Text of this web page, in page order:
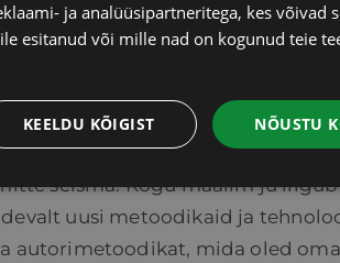
midagi tõestada
ka teised professionaalid, kes
ja paranevad oskused, saab
seisma. Kogu maailm ju liigub
uusi metoodikaid ja
autorimetoodikat, mida oled
ja analüüsipartneritega, kes võivad
esitanud või mille nad on kogunud teie
NÕUSTU
KEELDU KÕIGIST